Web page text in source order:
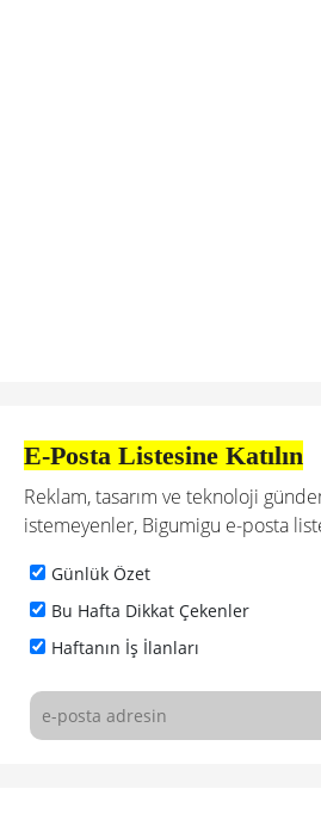
E-Posta Listesine Katılın
Reklam, tasarım ve teknoloji
istemeyenler, Bigumigu e-posta
Günlük Özet
Bu Hafta Dikkat Çekenler
Haftanın İş İlanları